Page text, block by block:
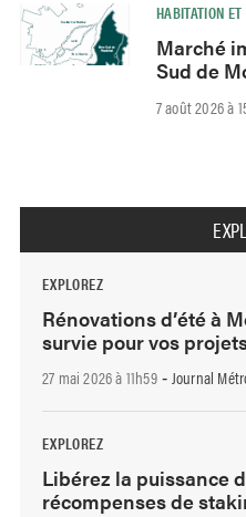
HABITATION
Marché
Sud de
7 août 2026 à
EXPLOREZ
Rénovations d’été à
survie pour vos
27 mai 2026 à 11h59- Journal
EXPLOREZ
Libérez la puissance
récompenses de